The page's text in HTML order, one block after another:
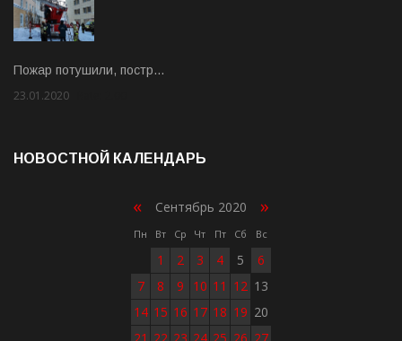
Пожар потушили, постр…
23.01.2020
НОВОСТНОЙ КАЛЕНДАРЬ
« Сентябрь 2020 »
Пн Вт Ср Чт Пт Сб Вс
1 2 3 4 5
6
7
8 9 10 11 12 13
14 15 16 17 18 19 20